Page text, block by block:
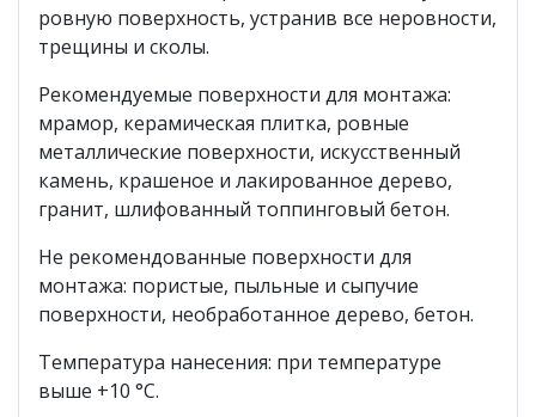
ровную поверхность, устранив все неровности,
трещины и сколы.
Рекомендуемые поверхности для монтажа:
мрамор, керамическая плитка, ровные
металлические поверхности, искусственный
камень, крашеное и лакированное дерево,
гранит, шлифованный топпинговый бетон.
Не рекомендованные поверхности для
монтажа: пористые, пыльные и сыпучие
поверхности, необработанное дерево, бетон.
Температура нанесения: при температуре
выше +10 °С.